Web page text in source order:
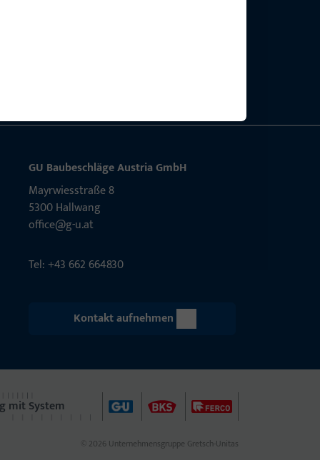
GU Baubeschläge Aus­tria GmbH
Mayrwies­straße 8
5300 Hall­wang
office@g-u.at
Tel: +43 662 664830
Kontakt aufnehmen
mit System
© 2026 Unternehmensgruppe Gretsch-Unitas